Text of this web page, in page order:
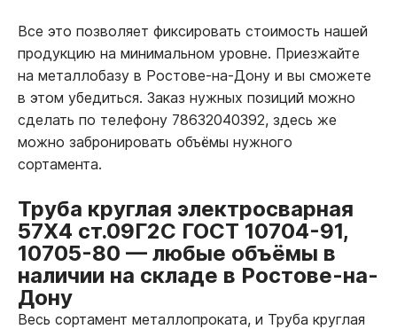
Все это позволяет фиксировать стоимость нашей
продукцию на минимальном уровне. Приезжайте
на металлобазу в Ростове-на-Дону и вы сможете
в этом убедиться. Заказ нужных позиций можно
сделать по телефону 78632040392, здесь же
можно забронировать объёмы нужного
сортамента.
Труба круглая электросварная
57Х4 ст.09Г2С ГОСТ 10704-91,
10705-80 — любые объёмы в
наличии на складе в Ростове-на-
Дону
Весь сортамент металлопроката, и Труба круглая